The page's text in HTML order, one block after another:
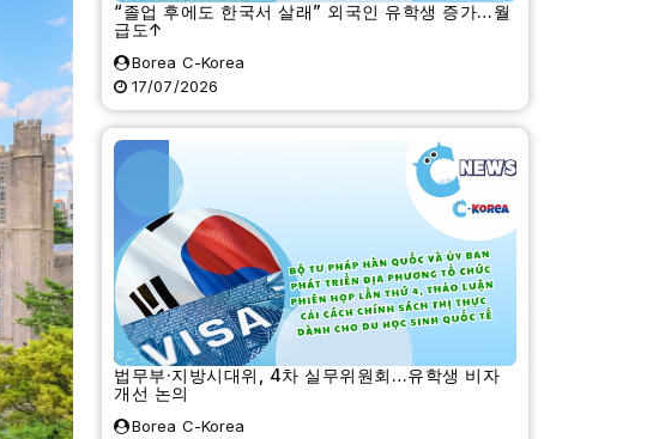
“졸업 후에도 한국서 살래” 외국인 유학생 증가…월
급도↑
Borea C-Korea
17/07/2026
법무부·지방시대위, 4차 실무위원회…유학생 비자
개선 논의
Borea C-Korea